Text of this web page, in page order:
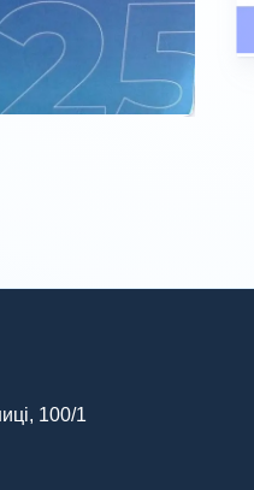
100/1